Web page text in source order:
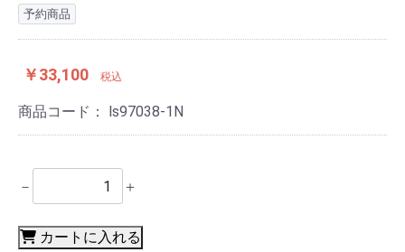
予約商品
￥33,100 税込
商品コード： ls97038-1N
－ ＋
カートに入れる